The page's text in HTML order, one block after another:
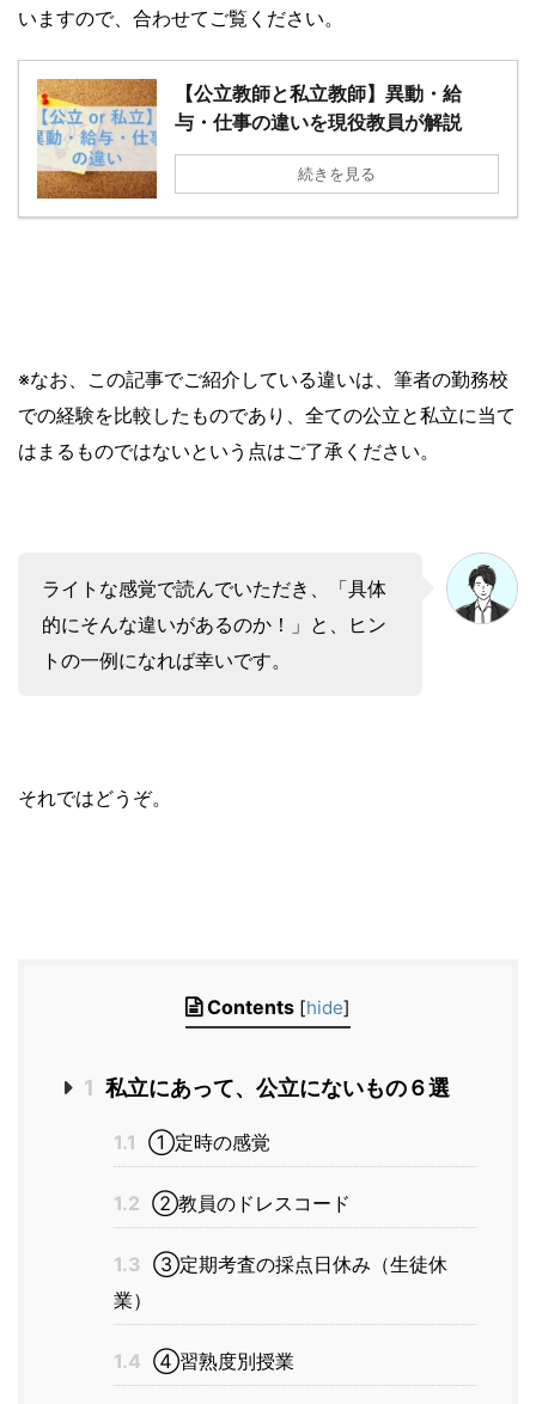
いますので、合わせてご覧ください。
【公立教師と私立教師】異動・給
与・仕事の違いを現役教員が解説
続きを見る
※なお、この記事でご紹介している違いは、筆者の勤務校
での経験を比較したものであり、全ての公立と私立に当て
はまるものではないという点はご了承ください。
ライトな感覚で読んでいただき、「具体
的にそんな違いがあるのか！」と、ヒン
トの一例になれば幸いです。
それではどうぞ。
Contents [hide]
1 私立にあって、公立にないもの６選
1.1 ①定時の感覚
1.2 ②教員のドレスコード
1.3 ③定期考査の採点日休み（生徒休
業）
1.4 ④習熟度別授業